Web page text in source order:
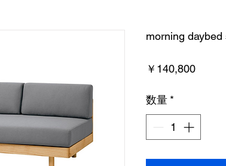
morning daybed
￥140,800価
数量 *